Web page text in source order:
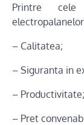
Printre
– Calitatea;
– Siguranta in
– Productivitate;
– Pret